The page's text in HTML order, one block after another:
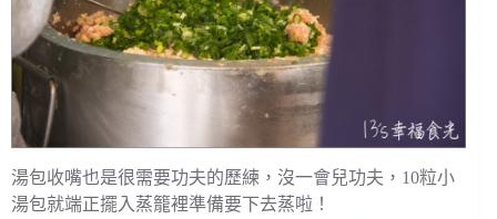
湯包收嘴也是很需要功夫的歷練，沒一會兒功夫，10粒小
湯包就端正擺入蒸籠裡準備要下去蒸啦！